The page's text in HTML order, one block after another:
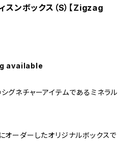
ンボックス（S）【Zigzag
available
グネチャーアイテムであるミネラル
ーダーしたオリジナルボックスで